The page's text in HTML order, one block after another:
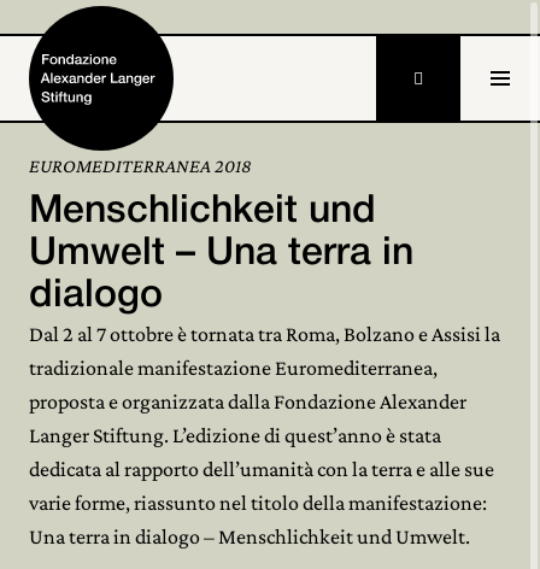
Home
Fondazione
Attività e progetti
Alexander Langer
Archivio

EUROMEDITERRANEA 2018
Menschlichkeit und
Umwelt – Una terra in
dialogo
Dal 2 al 7 ottobre è tornata tra Roma, Bolzano e Assisi la
tradizionale manifestazione Euromediterranea,
proposta e organizzata dalla Fondazione Alexander
Langer Stiftung. L’edizione di quest’anno è stata
dedicata al rapporto dell’umanità con la terra e alle sue
varie forme, riassunto nel titolo della manifestazione:
Una terra in dialogo – Menschlichkeit und Umwelt.